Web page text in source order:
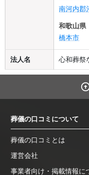
南河内郡
和歌山県
橋本市
法人名 心和葬祭
葬儀の口コミについて
葬儀の口コミとは
運営会社
事業者向け・掲載情報に